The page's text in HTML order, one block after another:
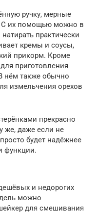
ручку, мерные
С их помощью можно в
практически
кремы и соусы,
прикорм. Кроме
приготовления
нём также обычно
измельчения орехов
прекрасно
же, даже если не
будет надёжнее
функции.
и недорогих
можно
для смешивания